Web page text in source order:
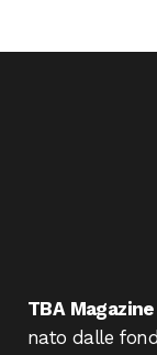
TBA Magazine
nato dalle